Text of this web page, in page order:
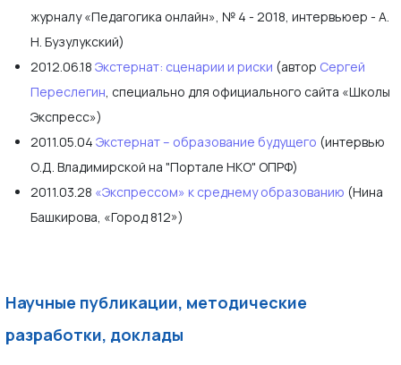
журналу «Педагогика онлайн», № 4 - 2018, интервьюер - А.
Н. Бузулукский)
2012.06.18 Экстернат: сценарии и риски (автор Сергей
Переслегин, специально для официального сайта «Школы
Экспресс»)
2011.05.04 Экстернат – образование будущего (интервью
О.Д. Владимирской на "Портале НКО" ОПРФ)
2011.03.28 «Экспрессом» к среднему образованию (Нина
Башкирова, «Город 812»)
Научные публикации, методические
разработки, доклады